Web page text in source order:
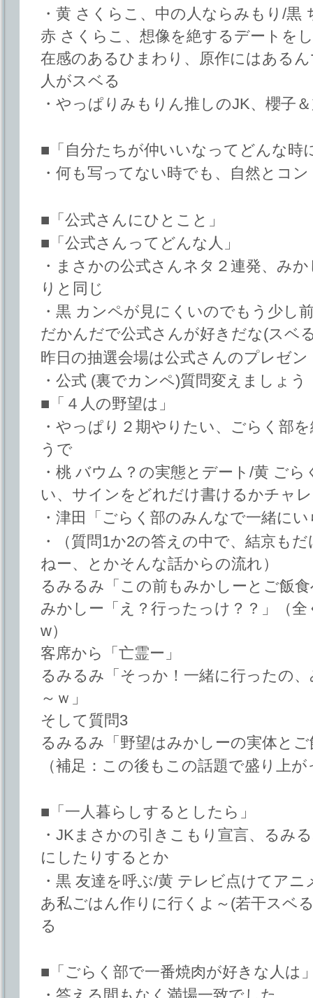
・黄 さくらこ、中の人ならみもり/黒
赤 さくらこ、想像を絶するデートを
在感のあるひまわり、原作にはある
人がスベる
・やっぱりみもりん推しのJK、櫻子
■「自分たちが仲いいなってどんな時
・何も写ってない時でも、自然とコ
■「公式さんにひとこと」
■「公式さんってどんな人」
・まさかの公式さんネタ２連発、み
りと同じ
・黒 カンペが見にくいのでもう少し
だかんだで公式さんが好きだな(スベ
昨日の抽選会場は公式さんのプレゼ
・公式 (裏でカンペ)質問変えましょう
■「４人の野望は」
・やっぱり２期やりたい、ごらく部
うで
・桃 バウム？の実態とデート/黄 ご
い、サインをどれだけ書けるかチャ
・津田「ごらく部のみんなで一緒に
・（質問1か2の答えの中で、結京も
ねー、とかそんな話からの流れ）
るみるみ「この前もみかしーとご飯
みかしー「え？行ったっけ？？」（
w）
客席から「亡霊ー」
るみるみ「そっか！一緒に行ったの
～ｗ」
そして質問3
るみるみ「野望はみかしーの実体と
（補足：この後もこの話題で盛り上
■「一人暮らしするとしたら」
・JKまさかの引きこもり宣言、るみ
にしたりするとか
・黒 友達を呼ぶ/黄 テレビ点けてア
あ私ごはん作りに行くよ～(若干スベ
る
■「ごらく部で一番焼肉が好きな人は